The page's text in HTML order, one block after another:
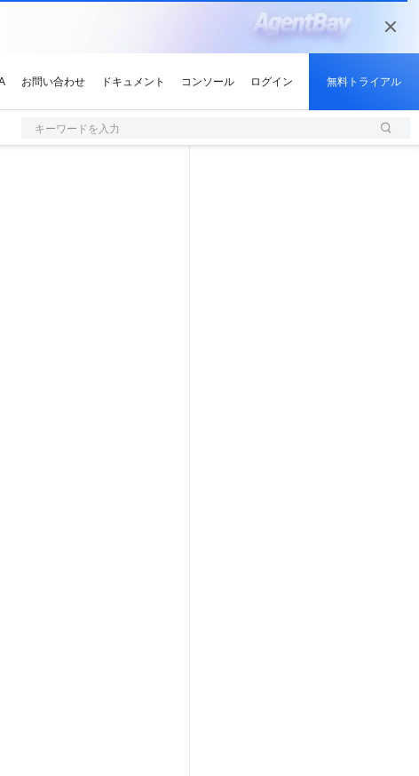
キーワードを入力